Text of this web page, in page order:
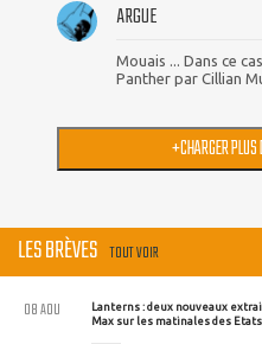
ARGUE
Mouais ... Dans ce
Panther par Cillian
+CHARGER
LES BRÈVES TOUT VOIR
Lanterns : deux nouveaux
Max sur les matinales des
08 AOU